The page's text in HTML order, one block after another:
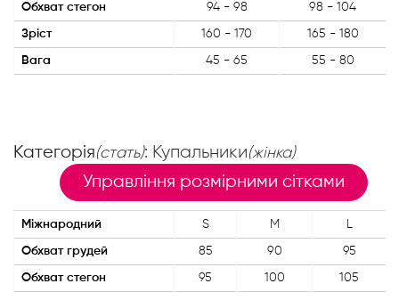
Обхват стегон 94 - 98 98 - 104
Зріст 160 - 170 165 - 180
Вага 45 - 65 55 - 80
Категорія(стать): Купальники(жінка)
Управління розмірними сітками
Міжнародний S M L
Обхват грудей 85 90 95
Обхват стегон 95 100 105